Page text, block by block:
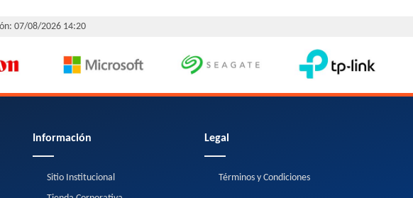
07/08/2026 14:20
Información
Sitio Institucional
Legal
Términos y Condiciones